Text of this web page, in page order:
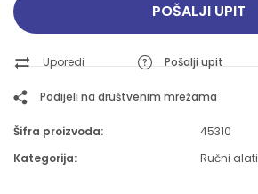
POŠALJI UPIT
Uporedi Pošalji upit
Podijeli na društvenim mrežama
Šifra proizvoda:
45310
Kategorija:
Ručni alati